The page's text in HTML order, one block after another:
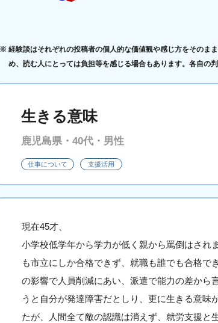
経験談はそれぞれの投稿者の個人的な価値観や感じ方をそのま
め、読む人にとっては負担等を感じる場合もあります。各自の
生きる意味
鹿児島県・40代・男性
仕事について 支援活用
現在45才、
小学校低学年から学力が低く親から罵倒はされ
も市立にしか合格できず、就職も誰でも合格
の影響で人員削減にあい、派遣で能力の差から
うと自分が発達障害だとしり、更に生きる意味
たが、人間全て敵の認識は消えず、就労支援と